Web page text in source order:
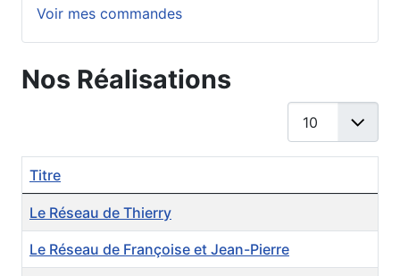
Voir mes commandes
Nos Réalisations
Articles
Titre
Le Réseau de Thierry
Le Réseau de Françoise et Jean-Pierre